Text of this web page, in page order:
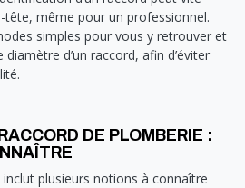
HUBLOT
tête, même pour un professionnel.
simples pour vous y retrouver et
d’un raccord, afin d’éviter
DE PLOMBERIE :
plusieurs notions à connaître